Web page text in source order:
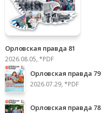
Орловская правда 81
2026.08.05, *PDF
Орловская правда 79
2026.07.29, *PDF
Орловская правда 78